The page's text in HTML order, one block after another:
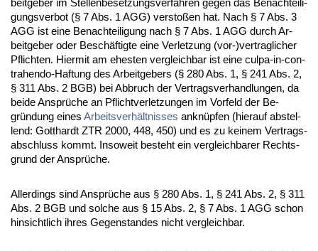
beit­ge­ber im Stel­len­be­set­zungs­ver­fah­ren ge­gen das Be­nach­tei­li­
gungs­ver­bot (§ 7 Abs. 1 AGG) ver­s­toßen hat. Nach § 7 Abs. 3
AGG ist ei­ne Be­nach­tei­li­gung nach § 7 Abs. 1 AGG durch Ar­
beit­ge­ber oder Beschäftig­te ei­ne Ver­let­zung (vor-)ver­trag­li­cher
Pflich­ten. Hier­mit am ehes­ten ver­gleich­bar ist ei­ne cul­pa-in-con­
tra­hen­do-Haf­tung des Ar­beit­ge­bers (§ 280 Abs. 1, § 241 Abs. 2,
§ 311 Abs. 2 BGB) bei Ab­bruch der Ver­trags­ver­hand­lun­gen, da
bei­de Ansprüche an Pflicht­ver­let­zun­gen im Vor­feld der Be­
gründung ei­nes Ar­beits­verhält­nis­ses an­knüpfen (hier­auf ab­stel­
lend: Gott­hardt ZTR 2000, 448, 450) und es zu kei­nem Ver­trags­
ab­schluss kommt. In­so­weit be­steht ein ver­gleich­ba­rer Rechts­
grund der Ansprüche.
Al­ler­dings sind Ansprüche aus § 280 Abs. 1, § 241 Abs. 2, § 311
Abs. 2 BGB und sol­che aus § 15 Abs. 2, § 7 Abs. 1 AGG schon
hin­sicht­lich ih­res Ge­gen­stan­des nicht ver­gleich­bar.